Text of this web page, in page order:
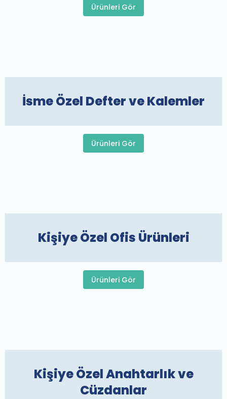
Ürünleri Gör
İsme Özel Defter ve Kalemler
Ürünleri Gör
Kişiye Özel Ofis Ürünleri
Ürünleri Gör
Kişiye Özel Anahtarlık ve
Cüzdanlar